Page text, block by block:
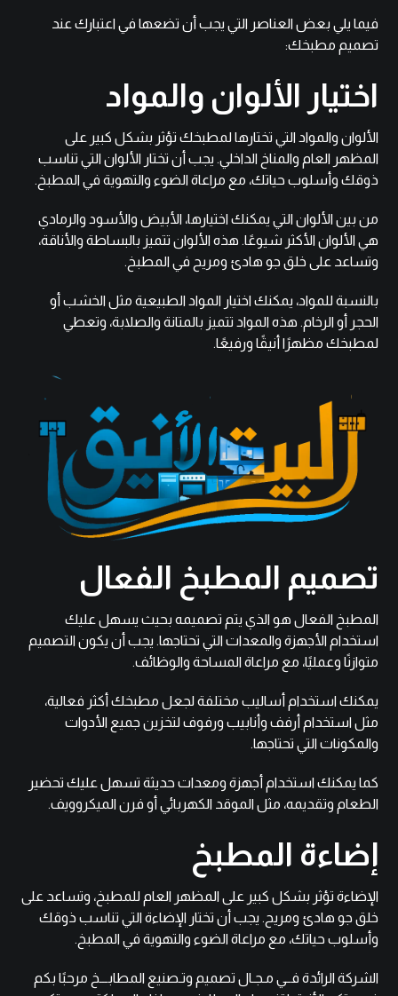
فيما يلي بعض العناصر التي يجب أن تضعها في اعتبارك عند
تصميم مطبخك:
اختيار الألوان والمواد
الألوان والمواد التي تختارها لمطبخك تؤثر بشكل كبير على
المظهر العام والمناخ الداخلي. يجب أن تختار الألوان التي تناسب
ذوقك وأسلوب حياتك، مع مراعاة الضوء والتهوية في المطبخ.
من بين الألوان التي يمكنك اختيارها، الأبيض والأسود والرمادي
هي الألوان الأكثر شيوعًا. هذه الألوان تتميز بالبساطة والأناقة،
وتساعد على خلق جو هادئ ومريح في المطبخ.
بالنسبة للمواد، يمكنك اختيار المواد الطبيعية مثل الخشب أو
الحجر أو الرخام. هذه المواد تتميز بالمتانة والصلابة، وتعطي
لمطبخك مظهرًا أنيقًا ورفيعًا.
تصميم المطبخ الفعال
المطبخ الفعال هو الذي يتم تصميمه بحيث يسهل عليك
استخدام الأجهزة والمعدات التي تحتاجها. يجب أن يكون التصميم
متوازنًا وعمليًا، مع مراعاة المساحة والوظائف.
يمكنك استخدام أساليب مختلفة لجعل مطبخك أكثر فعالية،
مثل استخدام أرفف وأنابيب ورفوف لتخزين جميع الأدوات
والمكونات التي تحتاجها.
كما يمكنك استخدام أجهزة ومعدات حديثة تسهل عليك تحضير
الطعام وتقديمه، مثل الموقد الكهربائي أو فرن الميكروويف.
إضاءة المطبخ
الإضاءة تؤثر بشكل كبير على المظهر العام للمطبخ، وتساعد على
خلق جو هادئ ومريح. يجب أن تختار الإضاءة التي تناسب ذوقك
وأسلوب حياتك، مع مراعاة الضوء والتهوية في المطبخ.
الشركة الرائدة فــي مـجـال تصميم وتـصنيع المطابـــخ مرحبًا بكم